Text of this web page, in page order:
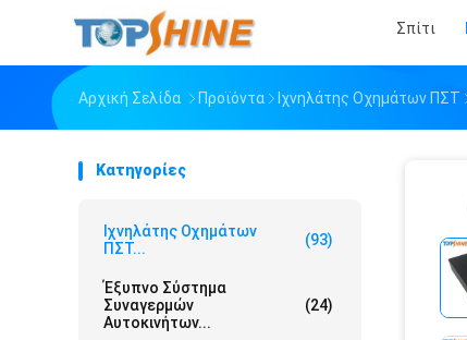
Σπίτι
Αρχική Σελίδα Προϊόντα Ιχνηλάτης Οχημάτων ΠΣΤ
Κατηγορίες
Ιχνηλάτης Οχημάτων
ΠΣΤ...
(93)
Έξυπνο Σύστημα
Συναγερμών
Αυτοκινήτων...
(24)